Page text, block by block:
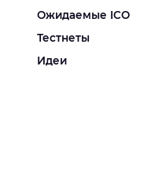
Ожидаемые ICO
Тестнеты
Идеи